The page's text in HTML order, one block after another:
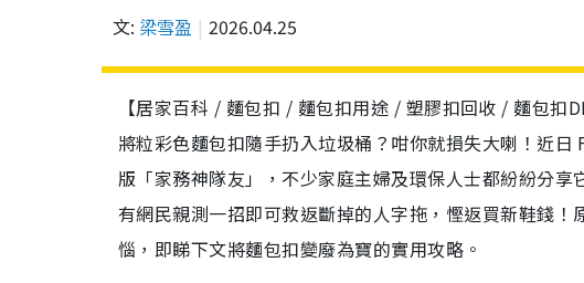
文: 梁雪盈 2026.04.25
【居家百科 / 麵包扣 / 麵包扣用途 / 塑膠扣回收 / 麵包
將粒彩色麵包扣隨手扔入垃圾桶？咁你就損失大喇！近
版「家務神隊友」，不少家庭主婦及環保人士都紛紛分
有網民親測一招即可救返斷掉的人字拖，慳返買新鞋錢
惱，即睇下文將麵包扣變廢為寶的實用攻略。